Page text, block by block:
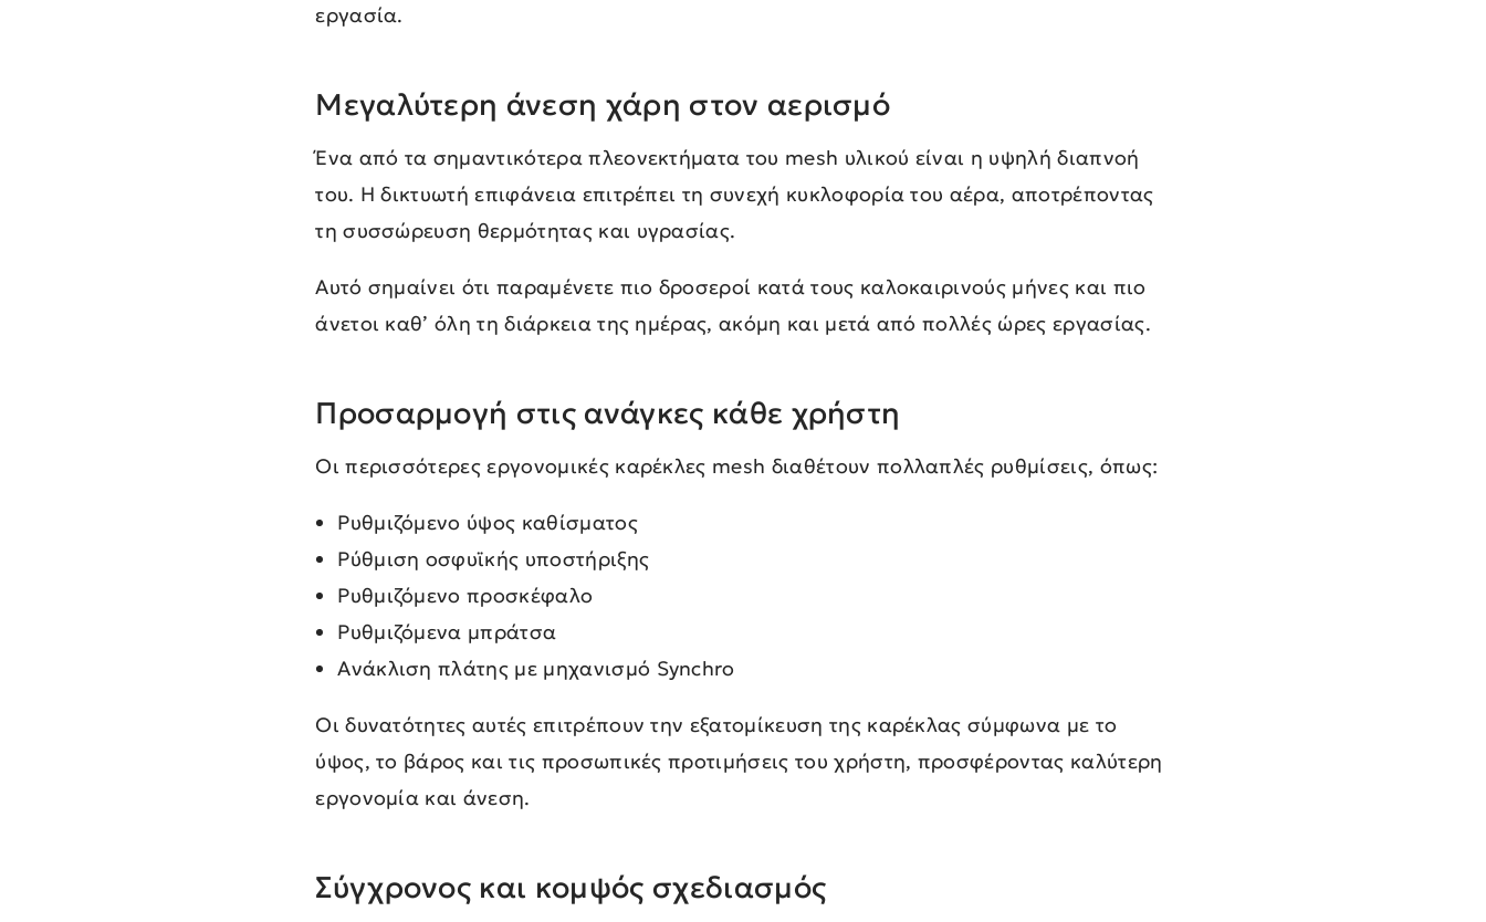
ΠΡΟΪΟΝΤΑΚΑΘΙΣΜΑ
ΔΙΔΑΣΚΑΛΙΑΣ
RECEPTION
εργασία.
Μεγαλύτερη άνεση χάρη στον αερισμό
Ένα από τα σημαντικότερα πλεονεκτήματα του mesh υλικού είναι η υψηλή διαπνοή
του. Η δικτυωτή επιφάνεια επιτρέπει τη συνεχή κυκλοφορία του αέρα, αποτρέποντας
τη συσσώρευση θερμότητας και υγρασίας.
Αυτό σημαίνει ότι παραμένετε πιο δροσεροί κατά τους καλοκαιρινούς μήνες και πιο
άνετοι καθ’ όλη τη διάρκεια της ημέρας, ακόμη και μετά από πολλές ώρες εργασίας.
Προσαρμογή στις ανάγκες κάθε χρήστη
Οι περισσότερες εργονομικές καρέκλες mesh διαθέτουν πολλαπλές ρυθμίσεις, όπως:
Ρυθμιζόμενο ύψος καθίσματος
Ρύθμιση οσφυϊκής υποστήριξης
Ρυθμιζόμενο προσκέφαλο
Ρυθμιζόμενα μπράτσα
Ανάκλιση πλάτης με μηχανισμό Synchro
Οι δυνατότητες αυτές επιτρέπουν την εξατομίκευση της καρέκλας σύμφωνα με το
ύψος, το βάρος και τις προσωπικές προτιμήσεις του χρήστη, προσφέροντας καλύτερη
εργονομία και άνεση.
Σύγχρονος και κομψός σχεδιασμός